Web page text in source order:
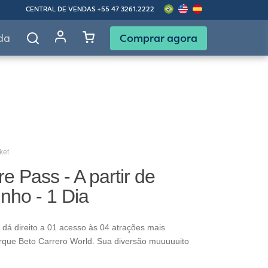
CENTRAL DE VENDAS +55 47 3261.2222
Comprar agora
Pass - A partir de
- 1 Dia
dá direito a 01 acesso às 04 atrações mais
Beto Carrero World. Sua diversão muuuuuito